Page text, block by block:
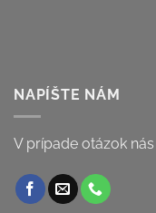
NAPÍŠTE NÁM
V prípade otázok